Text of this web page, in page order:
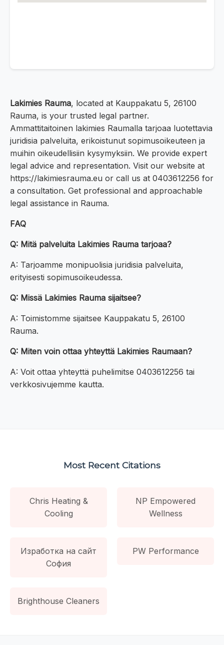
Lakimies Rauma, located at Kauppakatu 5, 26100
Rauma, is your trusted legal partner.
Ammattitaitoinen lakimies Raumalla tarjoaa luotettavia
juridisia palveluita, erikoistunut sopimusoikeuteen ja
muihin oikeudellisiin kysymyksiin. We provide expert
legal advice and representation. Visit our website at
https://lakimiesrauma.eu or call us at 0403612256 for
a consultation. Get professional and approachable
legal assistance in Rauma.
FAQ
Q: Mitä palveluita Lakimies Rauma tarjoaa?
A: Tarjoamme monipuolisia juridisia palveluita,
erityisesti sopimusoikeudessa.
Q: Missä Lakimies Rauma sijaitsee?
A: Toimistomme sijaitsee Kauppakatu 5, 26100
Rauma.
Q: Miten voin ottaa yhteyttä Lakimies Raumaan?
A: Voit ottaa yhteyttä puhelimitse 0403612256 tai
verkkosivujemme kautta.
Most Recent Citations
Chris Heating &
Cooling
NP Empowered
Wellness
Изработка на сайт
София
PW Performance
Brighthouse Cleaners